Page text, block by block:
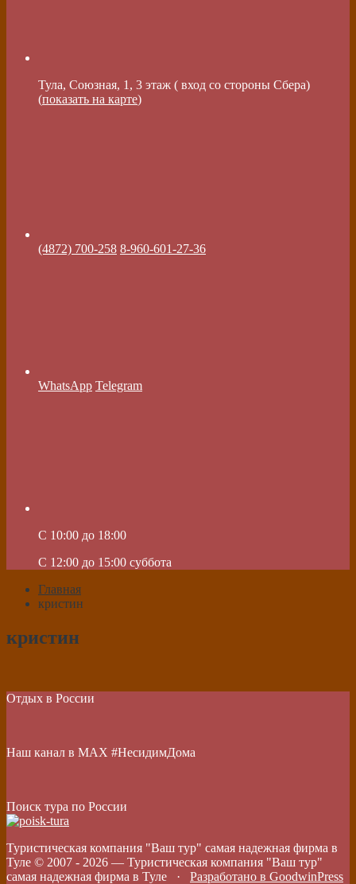
Тула, Союзная, 1, 3 этаж ( вход со стороны Сбера)
(показать на карте)
(4872) 700-258 8-960-601-27-36
WhatsApp Telegram
C 10:00 до 18:00
C 12:00 до 15:00 суббота
Главная
кристин
кристин
Отдых в России
Наш канал в МАХ #НесидимДома
Поиск тура по России
Туристическая компания "Ваш тур" самая надежная фирма в
Туле © 2007 - 2026 — Туристическая компания "Ваш тур"
самая надежная фирма в Туле · Разработано в GoodwinPress